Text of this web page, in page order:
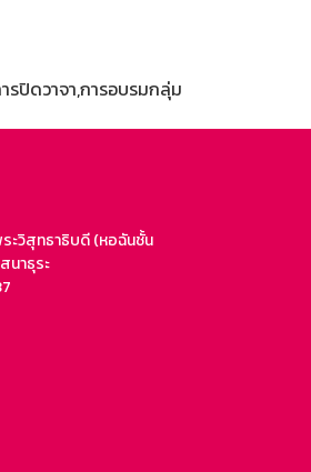
ปิดวาจา,การอบรมกลุ่ม
ะวิสุทธาธิบดี (หอฉันชั้น
นาธุระ